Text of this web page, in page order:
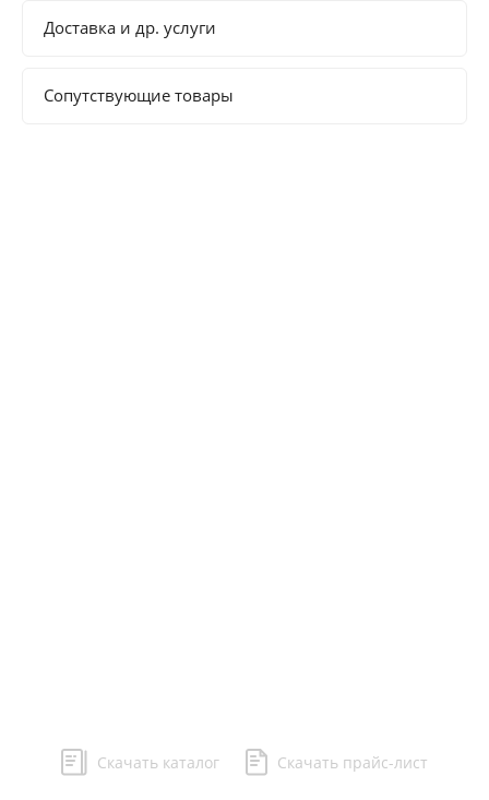
Доставка и др. услуги
Сопутствующие товары
Скачать каталог Скачать прайс-лист